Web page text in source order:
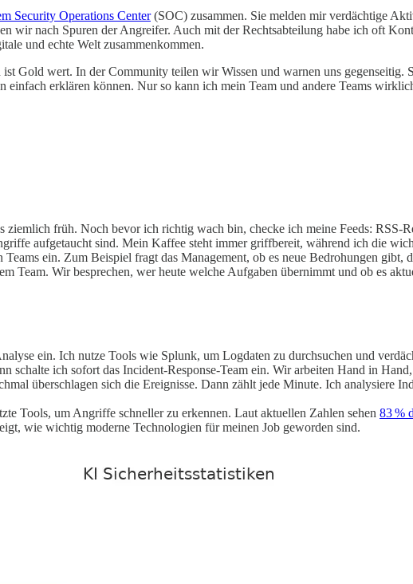
Security Operations Center(SOC) zusammen. Sie melden mir verdächtige
wir nach Spuren der Angreifer. Auch mit der Rechtsabteilung habe ich oft
und echte Welt zusammenkommen.
Gold wert. In der Community teilen wir Wissen und warnen uns
einfach erklären können. Nur so kann ich mein Team und andere Teams
ziemlich früh. Noch bevor ich richtig wach bin, checke ich meine Feeds: RSS-
aufgetaucht sind. Mein Kaffee steht immer griffbereit, während ich die
ein. Zum Beispiel fragt das Management, ob es neue Bedrohungen
Team. Wir besprechen, wer heute welche Aufgaben übernimmt und ob es
ein. Ich nutze Tools wie Splunk, um Logdaten zu durchsuchen und
schalte ich sofort das Incident-Response-Team ein. Wir arbeiten Hand in
überschlagen sich die Ereignisse. Dann zählt jede Minute. Ich analysiere
Tools, um Angriffe schneller zu erkennen. Laut aktuellen Zahlen sehen 83 %
wie wichtig moderne Technologien für meinen Job geworden sind.